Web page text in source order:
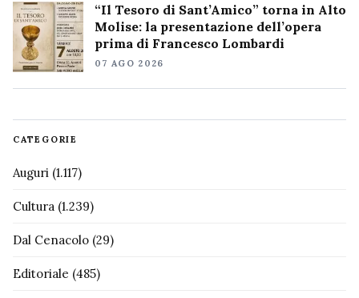
“Il Tesoro di Sant’Amico” torna in Alto
Molise: la presentazione dell’opera
prima di Francesco Lombardi
07 AGO 2026
CATEGORIE
Auguri (1.117)
Cultura (1.239)
Dal Cenacolo (29)
Editoriale (485)